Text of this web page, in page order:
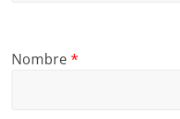
Nombre*